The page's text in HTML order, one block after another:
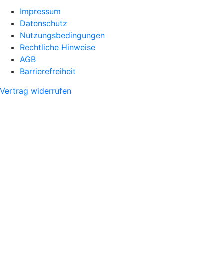
Impressum
Datenschutz
Nutzungsbedingungen
Rechtliche Hinweise
AGB
Barrierefreiheit
Vertrag widerrufen